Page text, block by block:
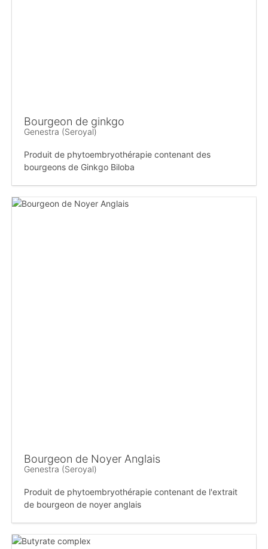
Bourgeon de ginkgo
Genestra (Seroyal)
Produit de phytoembryothérapie contenant des
bourgeons de Ginkgo Biloba
Bourgeon de Noyer Anglais
Genestra (Seroyal)
Produit de phytoembryothérapie contenant de l'extrait
de bourgeon de noyer anglais